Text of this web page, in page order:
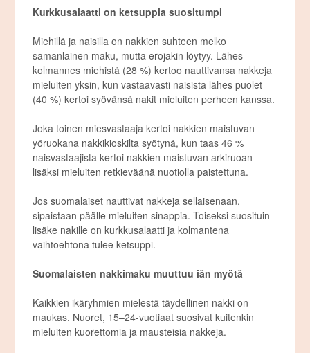
Kurkkusalaatti on ketsuppia suositumpi
Miehillä ja naisilla on nakkien suhteen melko
samanlainen maku, mutta erojakin löytyy. Lähes
kolmannes miehistä (28 %) kertoo nauttivansa nakkeja
mieluiten yksin, kun vastaavasti naisista lähes puolet
(40 %) kertoi syövänsä nakit mieluiten perheen kanssa.
Joka toinen miesvastaaja kertoi nakkien maistuvan
yöruokana nakkikioskilta syötynä, kun taas 46 %
naisvastaajista kertoi nakkien maistuvan arkiruoan
lisäksi mieluiten retkieväänä nuotiolla paistettuna.
Jos suomalaiset nauttivat nakkeja sellaisenaan,
sipaistaan päälle mieluiten sinappia. Toiseksi suosituin
lisäke nakille on kurkkusalaatti ja kolmantena
vaihtoehtona tulee ketsuppi.
Suomalaisten nakkimaku muuttuu iän myötä
Kaikkien ikäryhmien mielestä täydellinen nakki on
maukas. Nuoret, 15–24-vuotiaat suosivat kuitenkin
mieluiten kuorettomia ja mausteisia nakkeja.